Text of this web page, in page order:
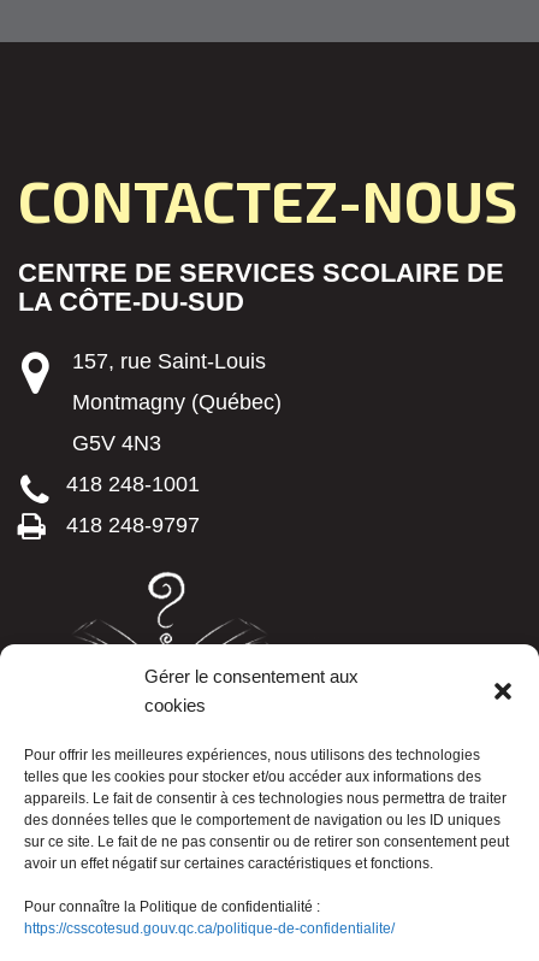
Gérer le consentement aux
cookies
Pour offrir les meilleures expériences, nous utilisons des technologies
telles que les cookies pour stocker et/ou accéder aux informations des
appareils. Le fait de consentir à ces technologies nous permettra de traiter
des données telles que le comportement de navigation ou les ID uniques
sur ce site. Le fait de ne pas consentir ou de retirer son consentement peut
avoir un effet négatif sur certaines caractéristiques et fonctions.
Pour connaître la Politique de confidentialité :
https://csscotesud.gouv.qc.ca/politique-de-confidentialite/
CONTACTEZ-NOUS
CENTRE DE SERVICES SCOLAIRE DE
LA CÔTE-DU-SUD
157, rue Saint-Louis
Montmagny (Québec)
G5V 4N3
418 248-1001
418 248-9797
LISTE TÉLÉPHONIQUE
Nous joindre